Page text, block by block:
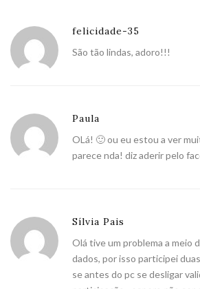
felicidade-35
São tão lindas, adoro!!!
Paula
OLá! 🙂 ou eu estou a ver
parece nda! diz aderir pelo
Sílvia Pais
Olá tive um problema a meio
dados, por isso participei
se antes do pc se desligar